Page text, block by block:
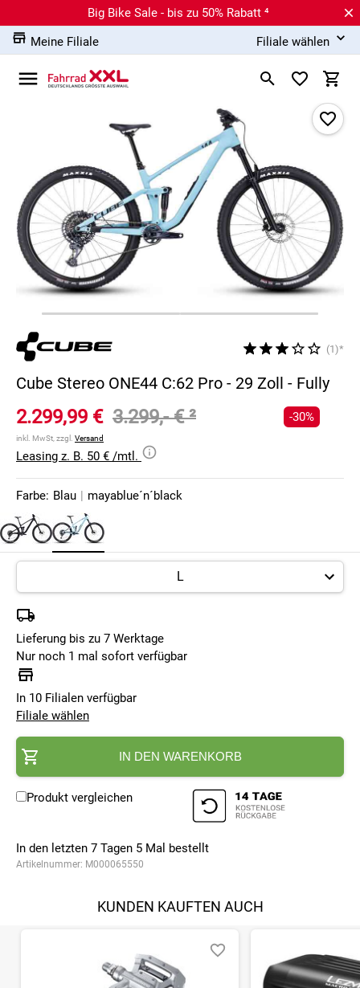
Big Bike Sale - bis zu 50% Rabatt ⁴
Meine Filiale
Filiale wählen
(1)*
Cube Stereo ONE44 C:62 Pro - 29 Zoll - Fully
2.299,99 € 3.299,- €²
inkl. MwSt, zzgl. Versand
-30%
Leasing z. B. 50 € /mtl.
Farbe: Blau | mayablue´n´black
Lieferung bis zu 7 Werktage
Nur noch 1 mal sofort verfügbar
In 10 Filialen verfügbar
Filiale wählen
IN DEN WARENKORB
Produkt vergleichen
In den letzten 7 Tagen 5 Mal bestellt
Artikelnummer: M000065550
KUNDEN KAUFTEN AUCH